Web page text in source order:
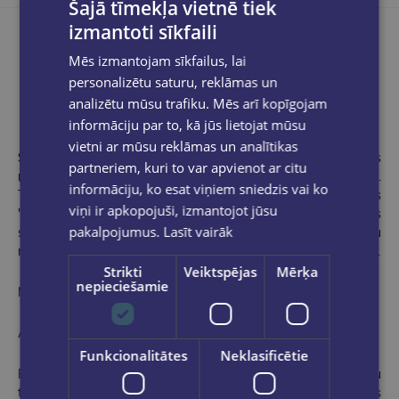
Produkta apraksts
Sanita Strautniece
(1986) debitēja rakstniecībā ar ziemas
romānu "Ieputinātie", kas uzreiz izpelnījās lasītāju mīlestību.
Tam sekoja pavasara romāns "Apreibinātie", vasaras romāns
"Kvēlojošie", un tagad cikls noslēdzas ar ceturtās draudzenes
stāstu rudens romānā "Vējainie". Ikdienā strādā Uzņēmumu
reģistrā, ir kaislīga ceļotāja, un brīvajos brīžos labprāt cep kūkas.
Māksliniece Natālija Kugajevska
ATSAUKSME
Rudens vēji ir tāds interesanta parādība - tie aizvējo visu
traucējošo un lieko, atstājot pamatu. Pamatu, uz kā iespējams
Šajā tīmekļa vietnē tiek
izmantoti sīkfaili
Mēs izmantojam sīkfailus, lai
personalizētu saturu, reklāmas un
analizētu mūsu trafiku. Mēs arī kopīgojam
informāciju par to, kā jūs lietojat mūsu
vietni ar mūsu reklāmas un analītikas
partneriem, kuri to var apvienot ar citu
informāciju, ko esat viņiem sniedzis vai ko
viņi ir apkopojuši, izmantojot jūsu
pakalpojumus. Lasīt vairāk
Strikti
nepieciešamie
Veiktspējas Mērķa
Funkcionalitātes Neklasificētie